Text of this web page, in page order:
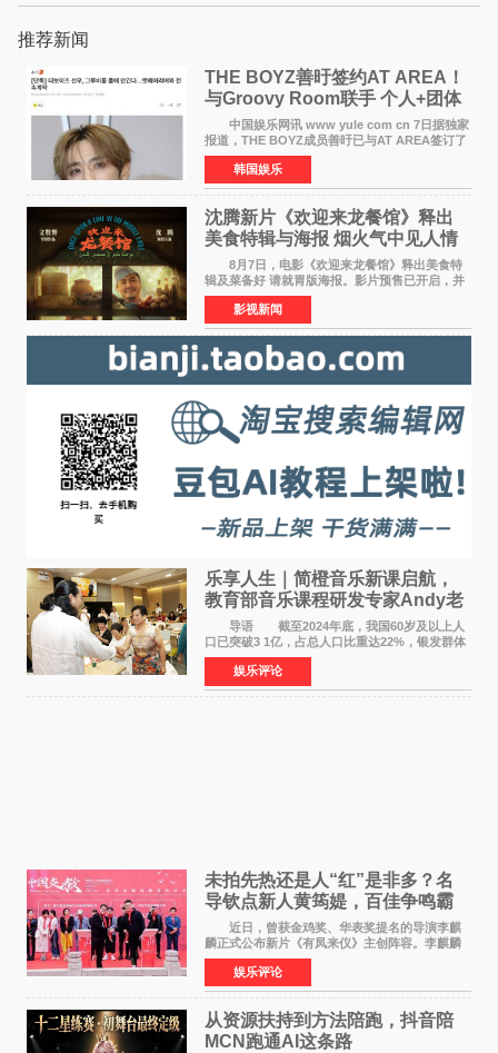
推荐新闻
THE BOYZ善旴签约AT AREA！
与Groovy Room联手 个人+团体
活动并行
中国娱乐网讯 www yule com cn 7日据独家
报道，THE BOYZ成员善旴已与AT AREA签订了
专属合约。AT AREA是由知名制作人组合
Groovy Room创立的hip-hop厂牌，旗下拥有多
位实力派音乐人，在韩
韩国娱乐
沈腾新片《欢迎来龙餐馆》释出
美食特辑与海报 烟火气中见人情
温暖
8月7日，电影《欢迎来龙餐馆》释出美食特
辑及菜备好 请就胃版海报。影片预售已开启，并
将于8月8日至10日14:00-21:00举行全国超前点
映。电影《欢迎来龙餐馆》作为战争美食喜剧大
片，讲述了中国
影视新闻
乐享人生｜简橙音乐新课启航，
教育部音乐课程研发专家Andy老
师重磅入驻领航银龄琴声
导语 截至2024年底，我国60岁及以上人
口已突破3 1亿，占总人口比重达22%，银发群体
的精神文化需求日益凸显。2024年1月，国务院办
公厅印发《关于发展银发经济增进老年人福祉的
意见》——这是
娱乐评论
未拍先热还是人“红”是非多？名
导钦点新人黄筠媞，百佳争鸣霸
气回应
近日，曾获金鸡奖、华表奖提名的导演李麒
麟正式公布新片《有凤来仪》主创阵容。李麒麟
早年凭电影《华容道》获得金鸡奖、华表奖提
名，此后长期参与国内外电影制作，其担任制片
人参与的作品亦曾
娱乐评论
从资源扶持到方法陪跑，抖音陪
MCN跑通AI这条路